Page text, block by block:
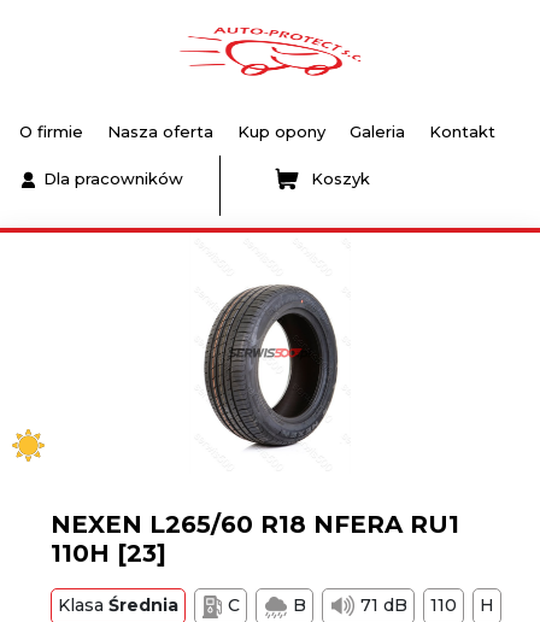
O firmie Nasza oferta Kup opony Galeria Kontakt
Dla pracowników Koszyk
NEXEN L265/60 R18 NFERA RU1
110H [23]
KlasaŚrednia C B 71 dB 110 H